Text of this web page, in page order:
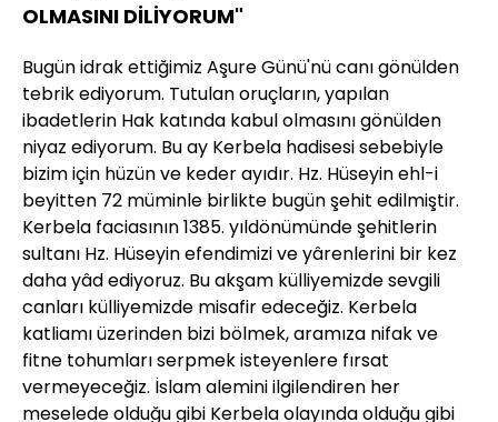
OLMASINI DİLİYORUM"
Bugün idrak ettiğimiz Aşure Günü'nü canı gönülden
tebrik ediyorum. Tutulan oruçların, yapılan
ibadetlerin Hak katında kabul olmasını gönülden
niyaz ediyorum. Bu ay Kerbela hadisesi sebebiyle
bizim için hüzün ve keder ayıdır. Hz. Hüseyin ehl-i
beyitten 72 müminle birlikte bugün şehit edilmiştir.
Kerbela faciasının 1385. yıldönümünde şehitlerin
sultanı Hz. Hüseyin efendimizi ve yârenlerini bir kez
daha yâd ediyoruz. Bu akşam külliyemizde sevgili
canları külliyemizde misafir edeceğiz. Kerbela
katliamı üzerinden bizi bölmek, aramıza nifak ve
fitne tohumları serpmek isteyenlere fırsat
vermeyeceğiz. İslam alemini ilgilendiren her
meselede olduğu gibi Kerbela olayında olduğu gibi